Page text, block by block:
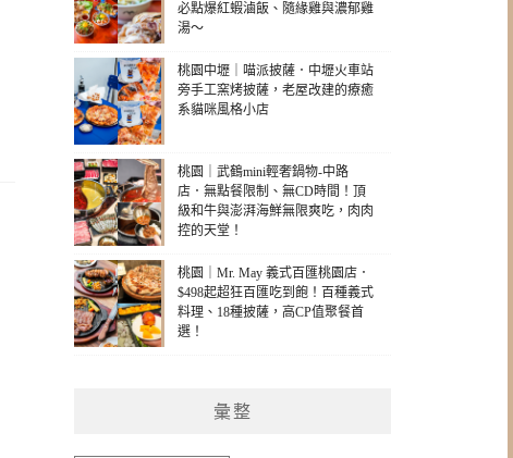
必點爆紅蝦滷飯、隨緣雞與濃郁雞
湯～
桃園中壢｜喵派披薩．中壢火車站
旁手工窯烤披薩，老屋改建的療癒
系貓咪風格小店
桃園｜武鶴mini輕奢鍋物-中路
店．無點餐限制、無CD時間！頂
級和牛與澎湃海鮮無限爽吃，肉肉
控的天堂！
桃園｜Mr. May 義式百匯桃園店．
$498起超狂百匯吃到飽！百種義式
料理、18種披薩，高CP值聚餐首
選！
彙整